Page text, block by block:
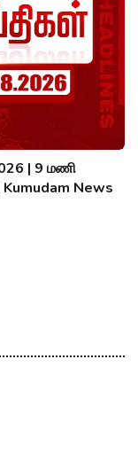
| 9 மணி
News